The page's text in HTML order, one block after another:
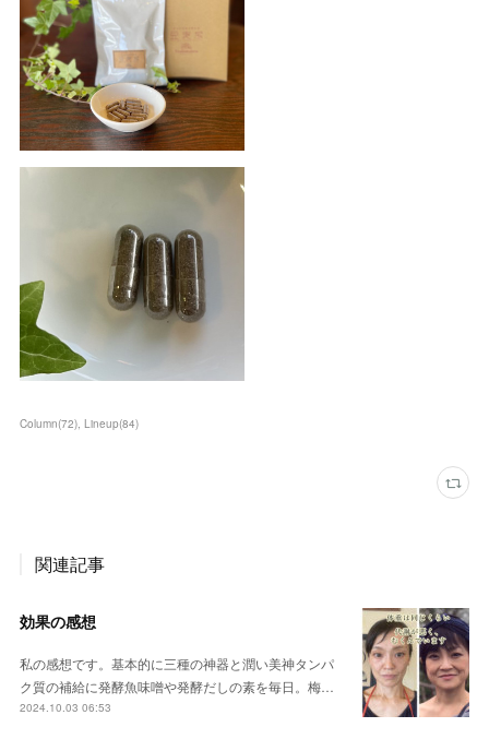
Column(72) Lineup(84)
関連記事
効果の感想
私の感想です。基本的に三種の神器と潤い美神タンパ
ク質の補給に発酵魚味噌や発酵だしの素を毎日。梅…
2024.10.03 06:53